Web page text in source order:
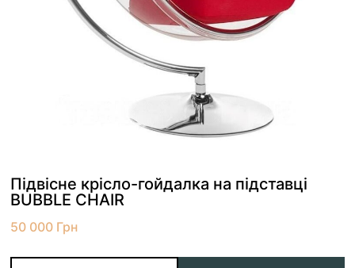
Підвісне крісло-гойдалка на підставці
BUBBLE CHAIR
50 000 Грн